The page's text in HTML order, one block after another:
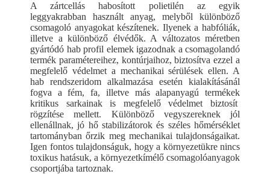
A zártcellás habosított polietilén az egyik
leggyakrabban használt anyag, melyből különböző
csomagoló anyagokat készítenek. Ilyenek a habfóliák,
illetve a különböző élvédők. A változatos méretben
gyártódó hab profil elemek igazodnak a csomagolandó
termék paramétereihez, kontúrjaihoz, biztosítva ezzel a
megfelelő védelmet a mechanikai sérülések ellen. A
hab rendszeridom alkalmazása esetén kialakításánál
fogva a fém, fa, illetve más alapanyagú termékek
kritikus sarkainak is megfelelő védelmet biztosít
rögzítése mellett. Különböző vegyszereknek jól
ellenállnak, jó hő stabilizátorok és széles hőmérséklet
tartományban őrzik meg mechanikai tulajdonságaikat.
Igen fontos tulajdonságuk, hogy a környezetükre nincs
toxikus hatásuk, a környezetkímélő csomagolóanyagok
csoportjába tartoznak.